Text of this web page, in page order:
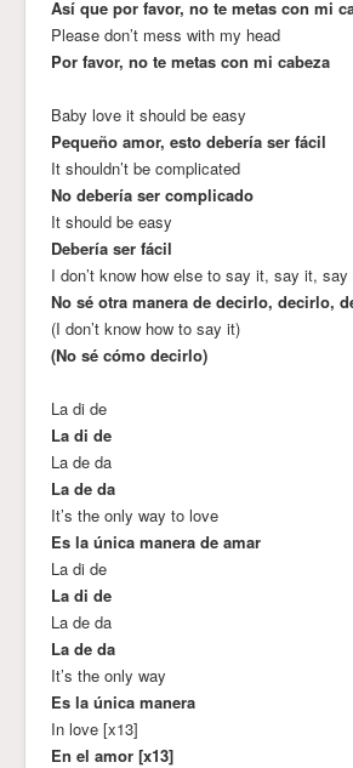
Así que por favor, no te metas con mi
Please don’t mess with my head
Por favor, no te metas con mi cabeza
Baby love it should be easy
Pequeño amor, esto debería ser fácil
It shouldn’t be complicated
No debería ser complicado
It should be easy
Debería ser fácil
I don’t know how else to say it, say it,
No sé otra manera de decirlo, decirlo,
(I don’t know how to say it)
(No sé cómo decirlo)
La di de
La di de
La de da
La de da
It’s the only way to love
Es la única manera de amar
La di de
La di de
La de da
La de da
It’s the only way
Es la única manera
In love [x13]
En el amor [x13]